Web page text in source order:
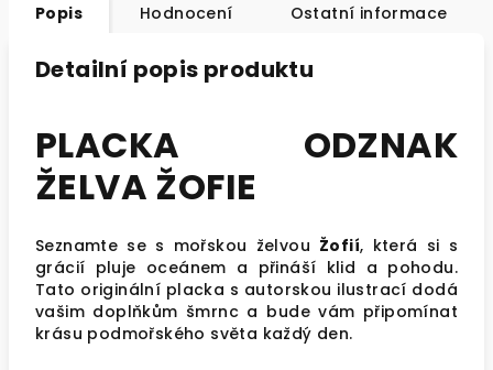
Popis Hodnocení Ostatní informace
Detailní popis produktu
PLACKA ODZNAK
ŽELVA ŽOFIE
Seznamte se s mořskou želvou Žofií, která si s
grácií pluje oceánem a přináší klid a pohodu.
Tato originální placka s autorskou ilustrací dodá
vašim doplňkům šmrnc a bude vám připomínat
krásu podmořského světa každý den.